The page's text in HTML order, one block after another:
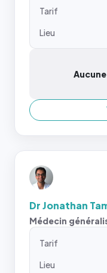
Tarif
Lieu
Dr Jonathan
Médecin
Tarif
Lieu